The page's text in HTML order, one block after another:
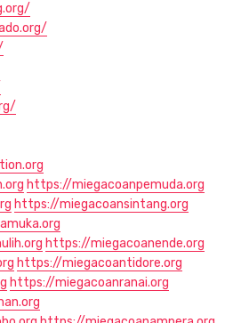
https://miegacoanpemuda.org
https://miegacoansintang.org
https://miegacoanende.org
https://miegacoantidore.org
https://miegacoanranai.org